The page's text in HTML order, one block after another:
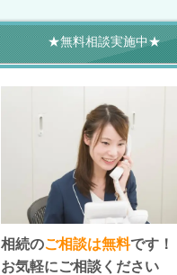
★無料相談実施中★
相続のご相談は無料です！
お気軽にご相談ください